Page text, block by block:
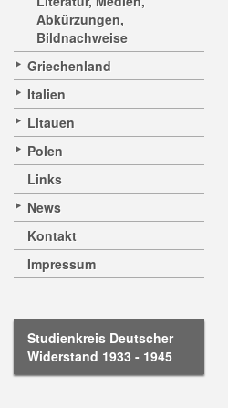
Abkürzungen,
Bildnachweise
Griechenland
Italien
Litauen
Polen
Links
News
Kontakt
Impressum
Studienkreis Deutscher
Widerstand 1933 - 1945